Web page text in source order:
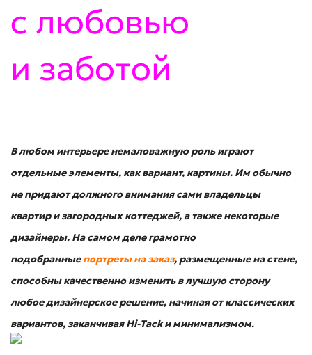
с любовью
и заботой
В любом интерьере немаловажную роль играют
отдельные элементы, как вариант, картины. Им обычно
не придают должного внимания сами владельцы
квартир и загородных коттеджей, а также некоторые
дизайнеры. На самом деле грамотно
подобранныепортреты на заказ, размещенные на стене,
способны качественно изменить в лучшую сторону
любое дизайнерское решение, начиная от классических
вариантов, заканчивая Hi-Tack и минимализмом.